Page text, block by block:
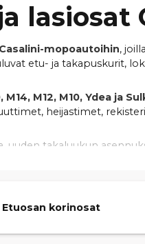
mopoautoihin,
etu- ja takapuskurit,
M12, M10, Ydea ja
heijastimet,
uuden takaluukun
ja helpon asennuksen
Etuosan korinosat